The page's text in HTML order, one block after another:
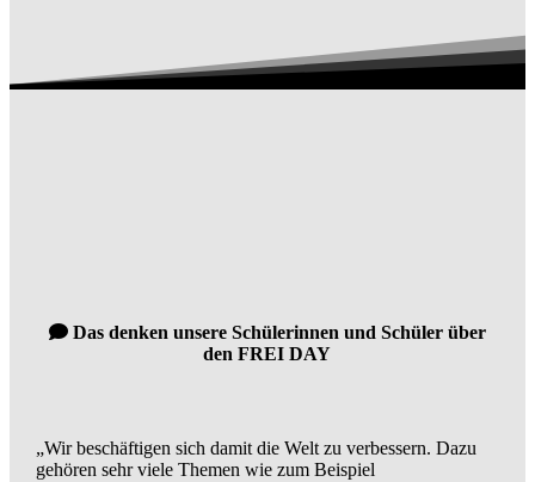
Das denken unsere Schülerinnen und Schüler über
den FREI DAY
„Wir beschäftigen sich damit die Welt zu verbessern. Dazu
gehören sehr viele Themen wie zum Beispiel